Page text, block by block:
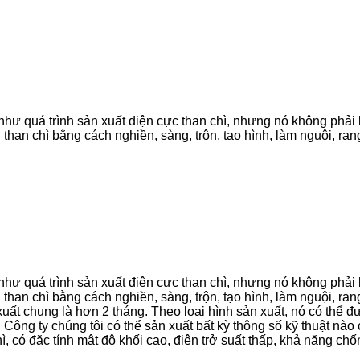
quá trình sản xuất điện cực than chì, nhưng nó không
chì bằng cách nghiền, sàng, trộn, tạo hình, làm nguội,
quá trình sản xuất điện cực than chì, nhưng nó không
chì bằng cách nghiền, sàng, trộn, tạo hình, làm nguội,
chung là hơn 2 tháng. Theo loại hình sản xuất, nó có thể
ty chúng tôi có thể sản xuất bất kỳ thông số kỹ thuật
đặc tính mật độ khối cao, điện trở suất thấp, khả năng